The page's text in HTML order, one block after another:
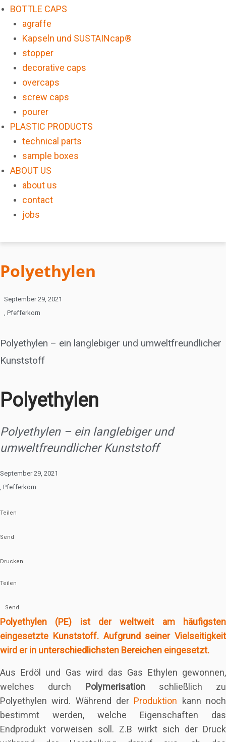
BOTTLE CAPS
agraffe
Kapseln und SUSTAINcap®
stopper
decorative caps
overcaps
screw caps
pourer
PLASTIC PRODUCTS
technical parts
sample boxes
ABOUT US
about us
contact
jobs
Polyethylen
September 29, 2021
Pfefferkorn
Polyethylen – ein langlebiger und umweltfreundlicher
Kunststoff
Polyethylen
Polyethylen – ein langlebiger und
umweltfreundlicher Kunststoff
September 29, 2021
Pfefferkorn
Teilen
Send
Drucken
Teilen
Send
Polyethylen (PE) ist der weltweit am häufigsten
eingesetzte Kunststoff. Aufgrund seiner Vielseitigkeit
wird er in unterschiedlichsten Bereichen eingesetzt.
Aus Erdöl und Gas wird das Gas Ethylen gewonnen,
welches durch Polymerisationschließlich zu
Polyethylen wird. Während der Produktion kann noch
bestimmt werden, welche Eigenschaften das
Endprodukt vorweisen soll. Z.B wirkt sich der Druck